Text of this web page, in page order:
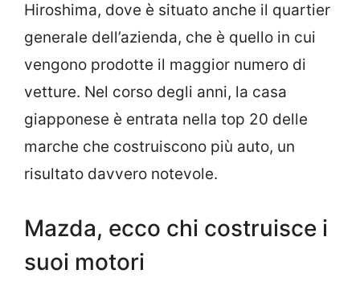
Hiroshima, dove è situato anche il quartier
generale dell’azienda, che è quello in cui
vengono prodotte il maggior numero di
vetture. Nel corso degli anni, la casa
giapponese è entrata nella top 20 delle
marche che costruiscono più auto, un
risultato davvero notevole.
Mazda, ecco chi costruisce i
suoi motori